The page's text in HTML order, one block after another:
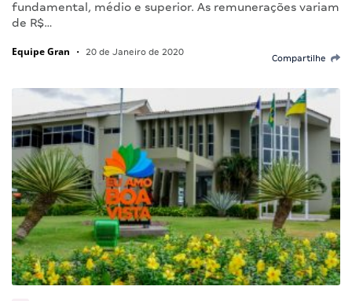
fundamental, médio e superior. As remunerações variam
de R$…
Equipe Gran • 20 de Janeiro de 2020
Compartilhe